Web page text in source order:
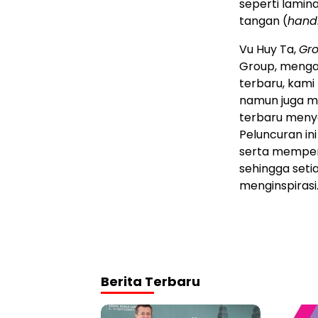
seperti
tangan (
Vu Huy Ta,
Group,
terbaru,
namun juga
terbaru
Peluncuran
serta
sehingga
Berita Terbaru